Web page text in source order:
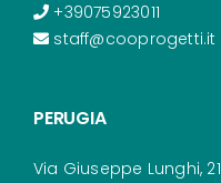
+39075923011
staff@cooprogetti.it
PERUGIA
Via Giuseppe Lunghi, 21